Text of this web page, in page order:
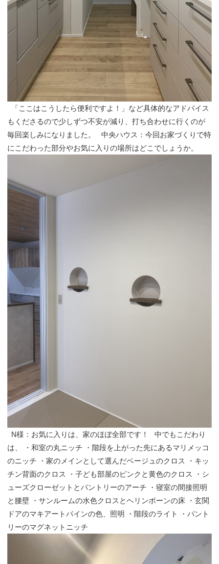
「ここはこうしたら便利ですよ！」など具体的なアドバイス
もくださるので少しずつ不安が減り、打ち合わせに行くのが
毎回楽しみになりました。
中央ハウス：今回お家づくりで特
にこだわった部分やお気に入りの場所はどこでしょうか。
N様：お気に入りは、家のほぼ全部です！
中でもこだわり
は、
・和室の丸ニッチ
・階段を上がった先にあるマリメッコ
のニッチ
・家のメインとして選んだベージュのクロス
・キッ
チン背面のクロス
・子ども部屋のピンクと黄色のクロス
・シ
ューズクローゼットとパントリーのアーチ
・寝室の間接照明
と腰壁 ・サンルームの水色クロスとヘリンボーンの床 ・玄関
ドアのマキアートパインの色、照明
・階段のライト
・パント
リーのマグネットニッチ